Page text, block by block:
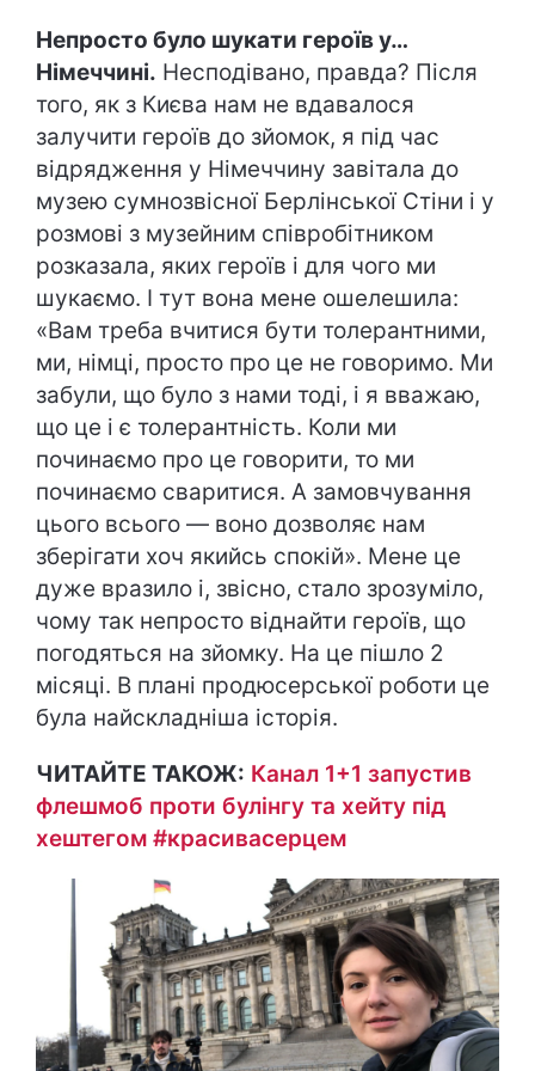
Непросто було шукати героїв у…
Німеччині. Несподівано, правда? Після
того, як з Києва нам не вдавалося
залучити героїв до зйомок, я під час
відрядження у Німеччину завітала до
музею сумнозвісної Берлінської Стіни і у
розмові з музейним співробітником
розказала, яких героїв і для чого ми
шукаємо. І тут вона мене ошелешила:
«Вам треба вчитися бути толерантними,
ми, німці, просто про це не говоримо. Ми
забули, що було з нами тоді, і я вважаю,
що це і є толерантність. Коли ми
починаємо про це говорити, то ми
починаємо сваритися. А замовчування
цього всього — воно дозволяє нам
зберігати хоч якийсь спокій». Мене це
дуже вразило і, звісно, стало зрозуміло,
чому так непросто віднайти героїв, що
погодяться на зйомку. На це пішло 2
місяці. В плані продюсерської роботи це
була найскладніша історія.
ЧИТАЙТЕ ТАКОЖ: Канал 1+1 запустив
флешмоб проти булінгу та хейту під
хештегом #красивасерцем